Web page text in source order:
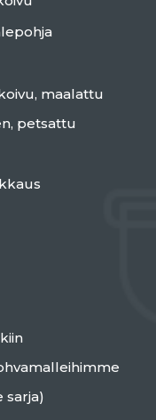
maalattu
petsattu
sarja)